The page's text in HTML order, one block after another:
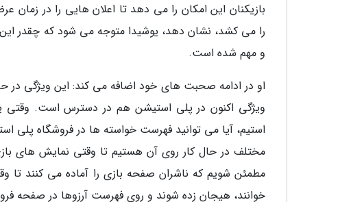
بازیکنان این امکان را می دهد تا اعلان هایی را در زمان
را می کشد، نشان دهد، یوشیدا متوجه می شود که چقدر
و مهم شده است.
او در ادامه صحبت های خود اضافه می کند: این ویژگی در
ویژگی اکنون در پلی استیشن هم در دسترس است. وقتی
استیم، آیا می توانید فهرست خواسته ها در فروشگاه
مطمئن شویم که ناشران صفحه بازی را آماده می کنند تا
خوانند، هیجان زده شوند و روی فهرست آرزوها در صفحه